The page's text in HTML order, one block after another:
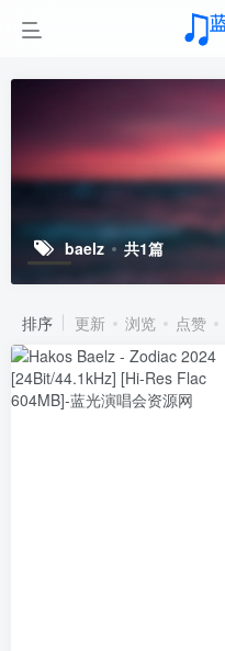
baelz 共1篇
排序 更新 浏览 点赞